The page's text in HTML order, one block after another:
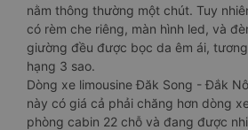
nằm thông thường một chút. Tuy
có rèm che riêng, màn hình led, và
giường đều được bọc da êm ái,
hạng 3 sao.
Dòng xe limousine Đăk Song - Đắk
này có giá cả phải chăng hơn dòng
phòng cabin 22 chỗ và đang được